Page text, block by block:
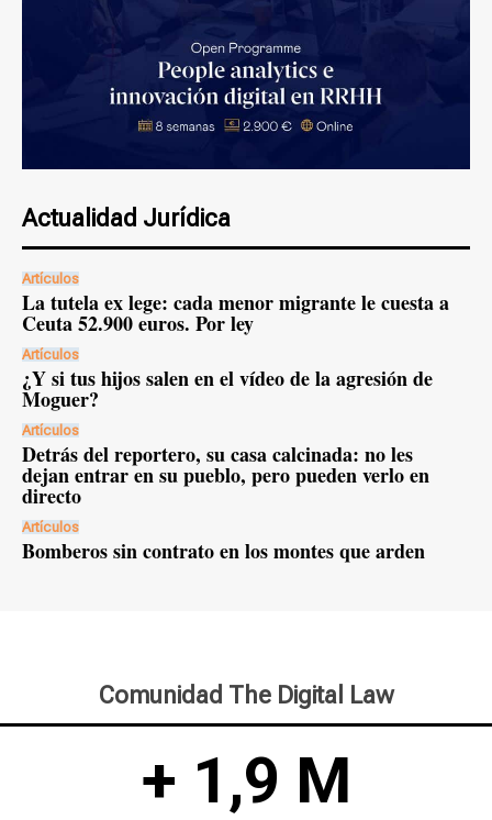
Actualidad Jurídica
Artículos
La tutela ex lege: cada menor migrante le cuesta a
Ceuta 52.900 euros. Por ley
Artículos
¿Y si tus hijos salen en el vídeo de la agresión de
Moguer?
Artículos
Detrás del reportero, su casa calcinada: no les
dejan entrar en su pueblo, pero pueden verlo en
directo
Artículos
Bomberos sin contrato en los montes que arden
Comunidad The Digital Law
+ 1,9 M